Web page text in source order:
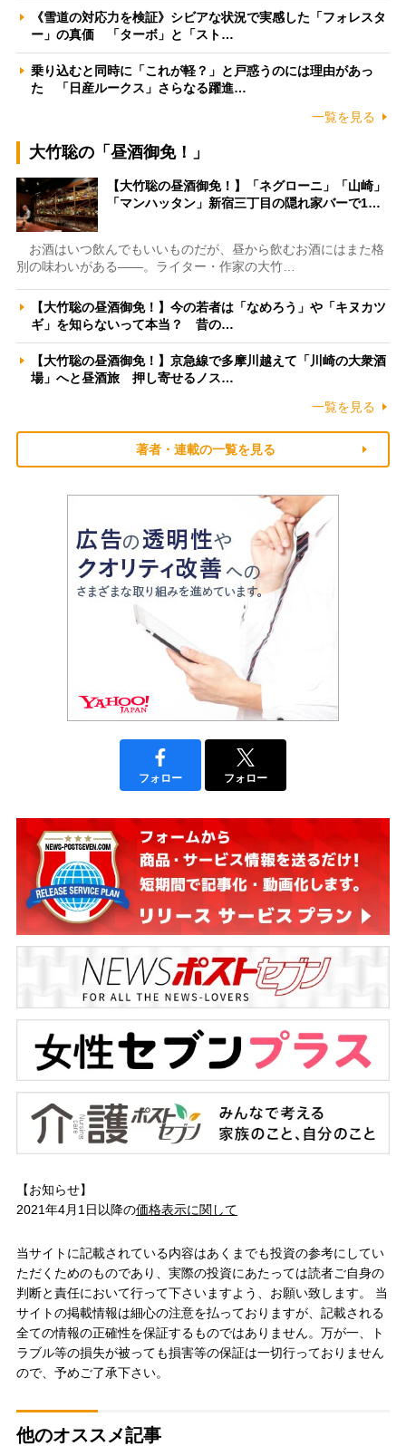
《雪道の対応力を検証》シビアな状況で実感した「フォレスタ
ー」の真価 「ターボ」と「スト…
乗り込むと同時に「これが軽？」と戸惑うのには理由があっ
た 「日産ルークス」さらなる躍進…
一覧を見る
大竹聡の「昼酒御免！」
【大竹聡の昼酒御免！】「ネグローニ」「山崎」
「マンハッタン」新宿三丁目の隠れ家バーで1…
お酒はいつ飲んでもいいものだが、昼から飲むお酒にはまた格
別の味わいがある――。ライター・作家の大竹…
【大竹聡の昼酒御免！】今の若者は「なめろう」や「キヌカツ
ギ」を知らないって本当？ 昔の…
【大竹聡の昼酒御免！】京急線で多摩川越えて「川崎の大衆酒
場」へと昼酒旅 押し寄せるノス…
一覧を見る
著者・連載の一覧を見る
フォロー フォロー
【お知らせ】
2021年4月1日以降の価格表示に関して
当サイトに記載されている内容はあくまでも投資の参考にしてい
ただくためのものであり、実際の投資にあたっては読者ご自身の
判断と責任において行って下さいますよう、お願い致します。 当
サイトの掲載情報は細心の注意を払っておりますが、記載される
全ての情報の正確性を保証するものではありません。万が一、ト
ラブル等の損失が被っても損害等の保証は一切行っておりません
ので、予めご了承下さい。
他のオススメ記事